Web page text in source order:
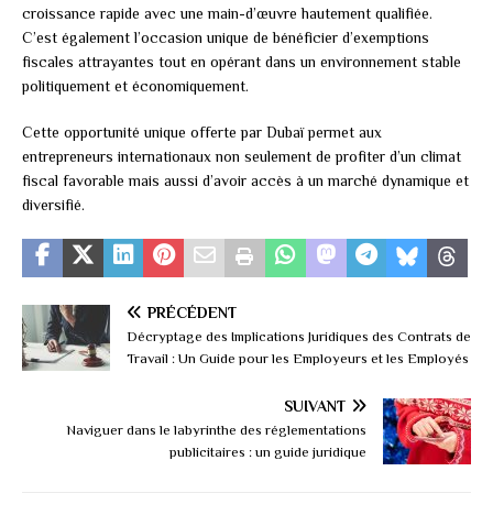
croissance rapide avec une main-d’œuvre hautement qualifiée.
C’est également l’occasion unique de bénéficier d’exemptions
fiscales attrayantes tout en opérant dans un environnement stable
politiquement et économiquement.
Cette opportunité unique offerte par Dubaï permet aux
entrepreneurs internationaux non seulement de profiter d’un climat
fiscal favorable mais aussi d’avoir accès à un marché dynamique et
diversifié.
PRÉCÉDENT
Décryptage des Implications Juridiques des Contrats de
Travail : Un Guide pour les Employeurs et les Employés
SUIVANT
Naviguer dans le labyrinthe des réglementations
publicitaires : un guide juridique